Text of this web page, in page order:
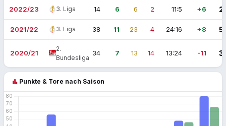
2022/23 3. Liga 14 6 6 2 11:5 +6
2021/22 3. Liga 38 11 23 4 24:16 +8
2020/21
2.
Bundesliga
34 7 13 14 13:24 -11
bar_chart Punkte & Tore nach Saison